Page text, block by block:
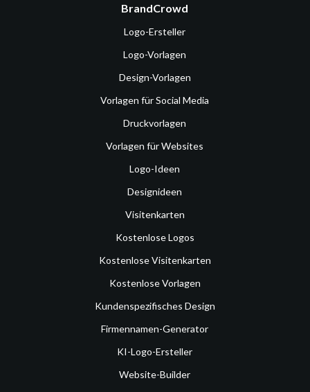
BrandCrowd
Logo-Ersteller
Logo-Vorlagen
Design-Vorlagen
Vorlagen für Social Media
Druckvorlagen
Vorlagen für Websites
Logo-Ideen
Designideen
Visitenkarten
Kostenlose Logos
Kostenlose Visitenkarten
Kostenlose Vorlagen
Kundenspezifisches Design
Firmennamen-Generator
KI-Logo-Ersteller
Website-Builder